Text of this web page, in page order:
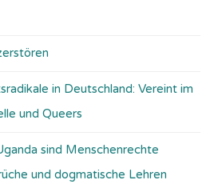
in Deutschland: Vereint im
und Queers
sind Menschenrechte
und dogmatische Lehren